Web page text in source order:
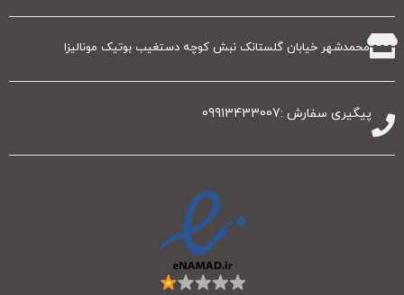
محمدشهر خیابان گلستانک نبش کوچه دستغیب بوتیک مونالیزا
پیگیری سفارش :09913433007